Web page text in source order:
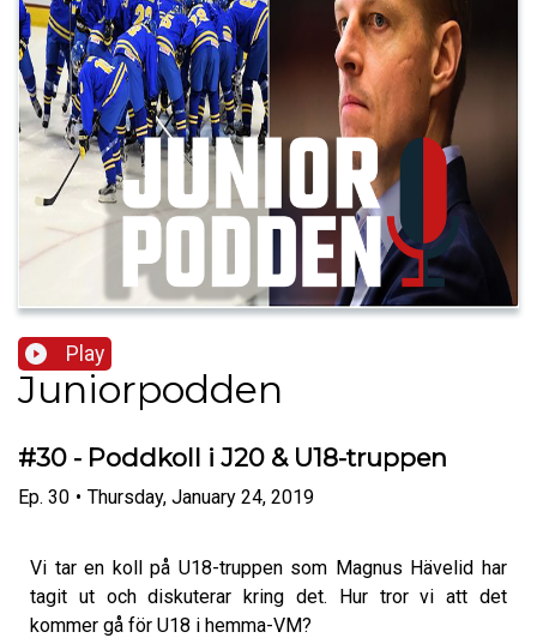
Play
Juniorpodden
#30 - Poddkoll i J20 & U18-truppen
Ep. 30 • Thursday, January 24, 2019
Vi tar en koll på U18-truppen som Magnus Hävelid har
tagit ut och diskuterar kring det. Hur tror vi att det
kommer gå för U18 i hemma-VM?